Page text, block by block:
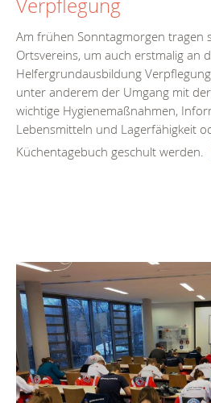
Verpflegung
Am frühen Sonntagmorgen tragen
Ortsvereins, um auch erstmalig an
Helfergrundausbildung
unter anderem der Umgang mit
wichtige Hygienemaßnahmen,
Lebensmitteln und Lagerfähigkeit
Küchentagebuch geschult werden.